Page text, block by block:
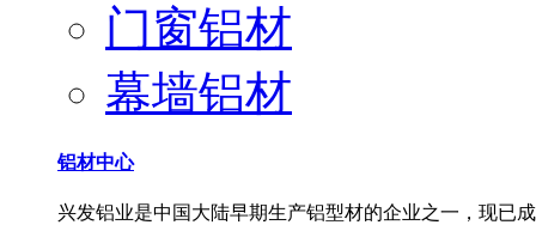
门窗铝材
幕墙铝材
铝材中心
兴发铝业是中国大陆早期生产铝型材的企业之一，现已